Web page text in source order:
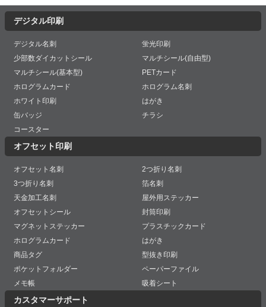
デジタル印刷
デジタル名刺
蛍光印刷
少部数ダイカットシール
マルチシール(自由型)
マルチシール(基本型)
PETカード
ホログラムカード
ホログラム名刺
ホワイト印刷
はがき
缶バッジ
チラシ
コースター
オフセット印刷
オフセット名刺
2つ折り名刺
3つ折り名刺
箔名刺
天金加工名刺
屋外用ステッカー
オフセットシール
封筒印刷
マグネットステッカー
プラスチックカード
ホログラムカード
はがき
商品タグ
型抜き印刷
ポケットフォルダー
ペーパーファイル
メモ帳
吸着シート
カスタマーサポート